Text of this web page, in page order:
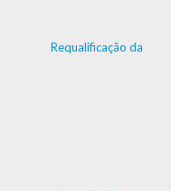
Requalificação da